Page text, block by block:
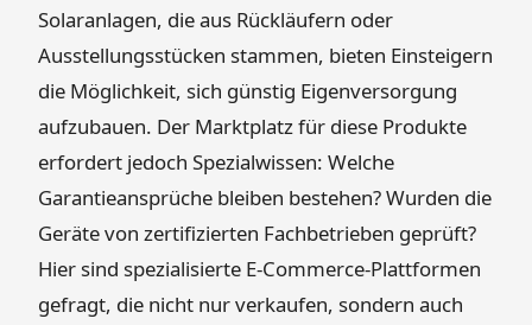
Solaranlagen, die aus Rückläufern oder
Ausstellungsstücken stammen, bieten Einsteigern
die Möglichkeit, sich günstig Eigenversorgung
aufzubauen. Der Marktplatz für diese Produkte
erfordert jedoch Spezialwissen: Welche
Garantieansprüche bleiben bestehen? Wurden die
Geräte von zertifizierten Fachbetrieben geprüft?
Hier sind spezialisierte E-Commerce-Plattformen
gefragt, die nicht nur verkaufen, sondern auch